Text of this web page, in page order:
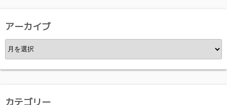
アーカイブ
ア
ー
カ
ブ
カテゴリー